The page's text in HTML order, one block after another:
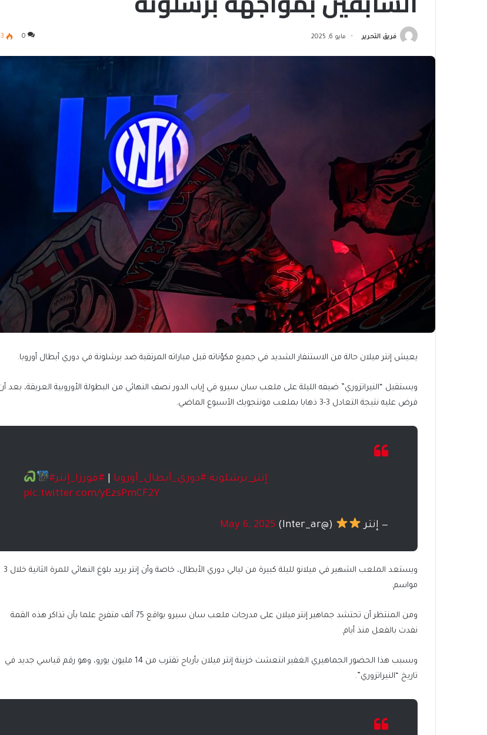
فريق التحرير مايو 6, 2025 0
يعيش إنتر ميلان حالة من الاستنفار الشديد في جميع مكوّناته قبل مباراته المرتقبة ضد برشلونة في دوري أبطال أوروبا.
ويستقبل “النيراتزوري” ضيفه الليلة على ملعب سان سيرو في إياب الدور نصف النهائي من البطولة الأوروبية العريقة، بعد
فرض عليه نتيجة التعادل 3-3 ذهابا بملعب مونتجويك الأسبوع الماضي.
#إنتر_برشلونة #دوري_أبطال_أوروبا
#فورزا_إنتر
pic.twitter.com/yEzsPmCF2Y
— إنتر (@Inter_ar)
May 6, 2025
ويستعد الملعب الشهير في ميلانو لليلة كبيرة من ليالي دوري الأبطال، خاصة وأن إنتر يريد بلوغ النهائي للمرة الثانية خلال 3
مواسم.
ومن المنتظر أن تحتشد جماهير إنتر ميلان على مدرجات ملعب سان سيرو بواقع 75 ألف متفرج علما بأن تذاكر هذه القمة
نفدت بالفعل منذ أيام.
وبسبب هذا الحضور الجماهيري الغفير انتعشت خزينة إنتر ميلان بأرباح تقترب من 14 مليون يورو، وهو رقم قياسي جديد في
تاريخ “النيراتزوري”.